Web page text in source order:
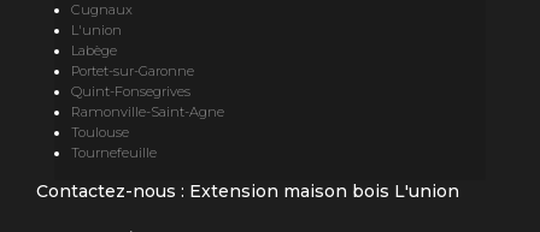
Cugnaux
L'union
Labège
Portet-sur-Garonne
Quint-Fonsegrives
Ramonville-Saint-Agne
Toulouse
Tournefeuille
Contactez-nous : Extension maison bois L'union